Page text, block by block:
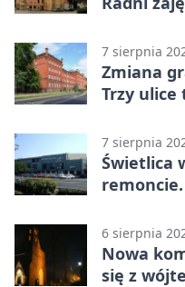
7 sierpnia
Zmiana
Trzy ulice
7 sierpnia
Świetlica
6 sierpnia
Nowa
się z